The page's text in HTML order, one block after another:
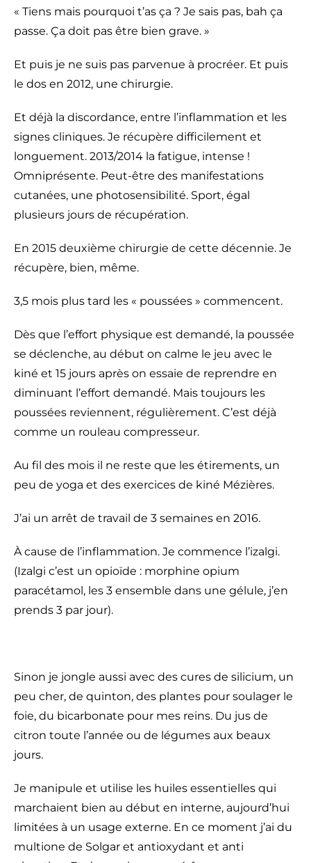
« Tiens mais pourquoi t’as ça ? Je sais pas, bah ça
passe. Ça doit pas être bien grave. »
Et puis je ne suis pas parvenue à procréer. Et puis
le dos en 2012, une chirurgie.
Et déjà la discordance, entre l’inflammation et les
signes cliniques. Je récupère difficilement et
longuement. 2013/2014 la fatigue, intense !
Omniprésente. Peut-être des manifestations
cutanées, une photosensibilité. Sport, égal
plusieurs jours de récupération.
En 2015 deuxième chirurgie de cette décennie. Je
récupère, bien, même.
3,5 mois plus tard les « poussées » commencent.
Dès que l’effort physique est demandé, la poussée
se déclenche, au début on calme le jeu avec le
kiné et 15 jours après on essaie de reprendre en
diminuant l’effort demandé. Mais toujours les
poussées reviennent, régulièrement. C’est déjà
comme un rouleau compresseur.
Au fil des mois il ne reste que les étirements, un
peu de yoga et des exercices de kiné Mézières.
J’ai un arrêt de travail de 3 semaines en 2016.
À cause de l’inflammation. Je commence l’izalgi.
(Izalgi c’est un opioïde : morphine opium
paracétamol, les 3 ensemble dans une gélule, j’en
prends 3 par jour).
Sinon je jongle aussi avec des cures de silicium, un
peu cher, de quinton, des plantes pour soulager le
foie, du bicarbonate pour mes reins. Du jus de
citron toute l’année ou de légumes aux beaux
jours.
Je manipule et utilise les huiles essentielles qui
marchaient bien au début en interne, aujourd’hui
limitées à un usage externe. En ce moment j’ai du
multione de Solgar et antioxydant et anti